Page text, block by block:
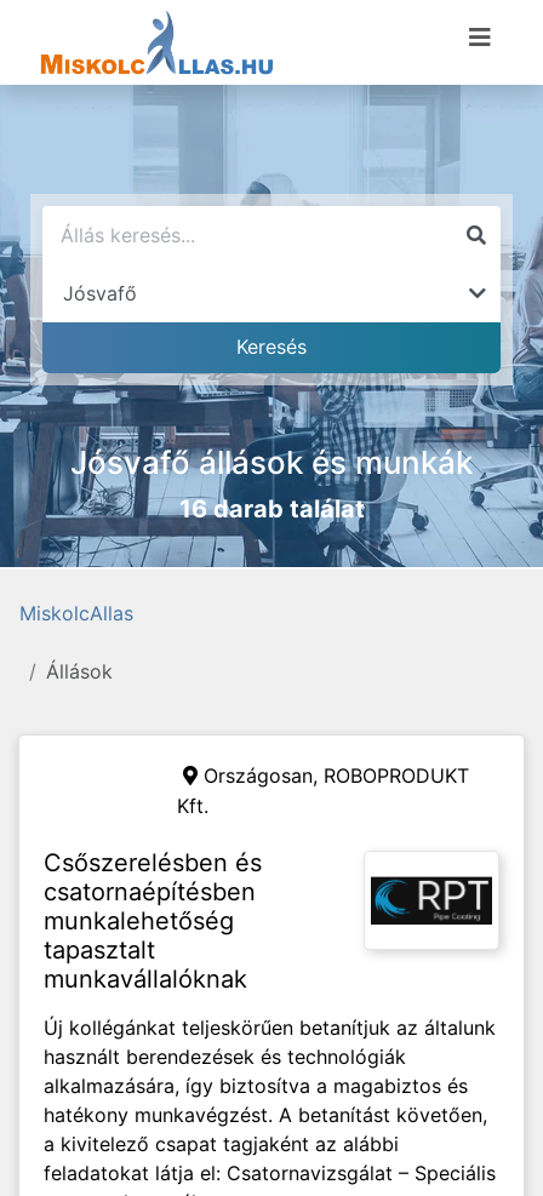
Jósvafő állások és munkák
16 darab találat
MiskolcAllas
Állások
Országosan, ROBOPRODUKT
Kft.
Csőszerelésben és
csatornaépítésben
munkalehetőség
tapasztalt
munkavállalóknak
Új kollégánkat teljeskörűen betanítjuk az általunk
használt berendezések és technológiák
alkalmazására, így biztosítva a magabiztos és
hatékony munkavégzést. A betanítást követően,
a kivitelező csapat tagjaként az alábbi
feladatokat látja el: Csatornavizsgálat – Speciális